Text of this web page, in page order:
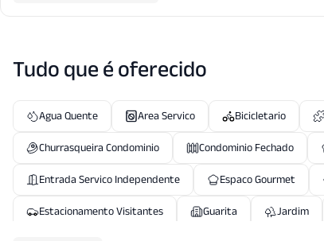
Tudo que é oferecido
Agua Quente Area Servico Bicicletario
Churrasqueira Condominio
Condominio Fechado
Entrada Servico Independente
Espaco Gourmet
Estacionamento Visitantes
Guarita Jardim